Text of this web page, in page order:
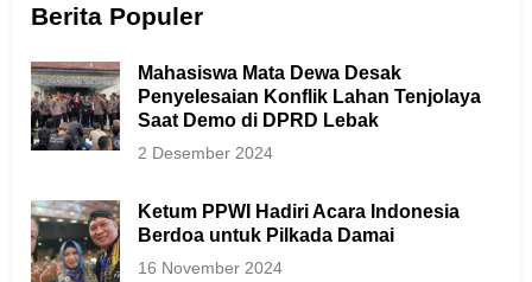
Berita Populer
Mahasiswa Mata Dewa Desak
Penyelesaian Konflik Lahan Tenjolaya
Saat Demo di DPRD Lebak
2 Desember 2024
Ketum PPWI Hadiri Acara Indonesia
Berdoa untuk Pilkada Damai
16 November 2024